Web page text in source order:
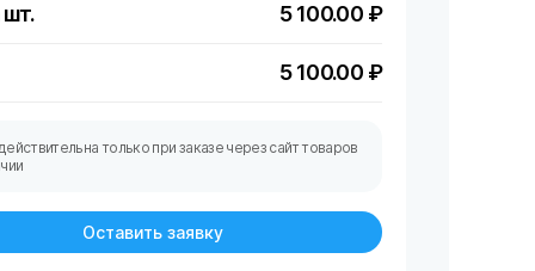
шт. 5 100.00 ₽
5 100.00 ₽
только при заказе через сайт товаров
Оставить заявку